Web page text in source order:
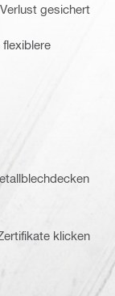
gesichert
klicken